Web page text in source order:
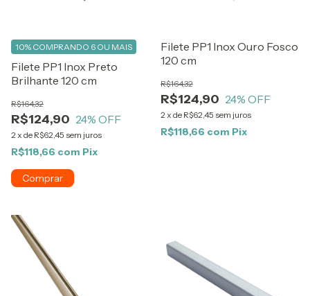
Filete PP1 Inox Preto
Brilhante 120 cm
R$124,90
R$164,32
24% OFF
2 x de R$62,45 sem juros
10% COMPRANDO 6 OU MAIS
R$118,66 com Pix
Filete PP1 Inox Ouro Fosco
120 cm
R$124,90
R$164,32
24% OFF
2 x de R$62,45 sem juros
R$118,66 com Pix